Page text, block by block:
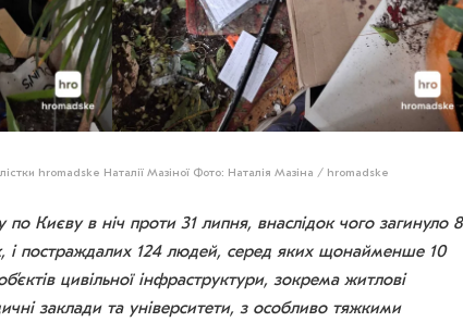
hromadske Наталії Мазіної Фото: Наталія Мазіна / hromadske
по Києву в ніч проти 31 липня, внаслідок чого загинуло 8
і постраждалих 124 людей, серед яких щонайменше 10
цивільної інфраструктури, зокрема житлові
заклади та університети, з особливо тяжкими